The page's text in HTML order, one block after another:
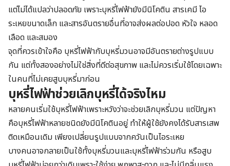
แต่ไม่ได้แปลว่าปลอดภัย เพราะบุหรี่ไฟฟ้ายังมีนิโคติน สารเคมี ไอ
ระเหยขนาดเล็ก และสารอันตรายอื่นที่อาจส่งผลต่อปอด หัวใจ หลอด
เลือด และสมอง
จุดที่ควรเข้าใจคือ บุหรี่ไฟฟ้ากับบุหรี่มวนอาจมีอันตรายต่างรูปแบบ
กัน แต่ทั้งสองอย่างไม่ใช่สิ่งที่ดีต่อสุขภาพ และไม่ควรเริ่มใช้โดยเฉพาะ
ในคนที่ไม่เคยสูบบุหรี่มาก่อน
บุหรี่ไฟฟ้าช่วยเลิกบุหรี่ได้จริงไหม
หลายคนเริ่มใช้บุหรี่ไฟฟ้าเพราะหวังว่าจะช่วยเลิกบุหรี่มวน แต่ปัญหา
คือบุหรี่ไฟฟ้าหลายชนิดยังมีนิโคตินอยู่ ทำให้ผู้ใช้ยังคงได้รับสารเสพ
ติดเหมือนเดิม เพียงเปลี่ยนรูปแบบจากควันเป็นไอระเหย
บางคนอาจกลายเป็นใช้ทั้งบุหรี่มวนและบุหรี่ไฟฟ้าร่วมกัน หรือสูบ